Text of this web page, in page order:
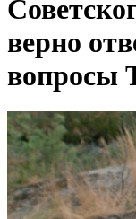
верно
вопросы